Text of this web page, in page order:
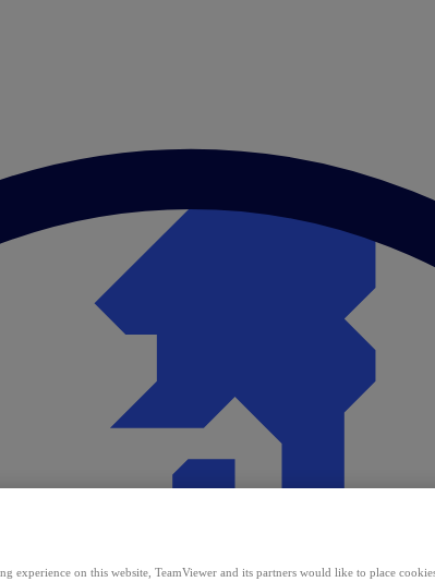
experience on this website, TeamViewer and its partners would like to place